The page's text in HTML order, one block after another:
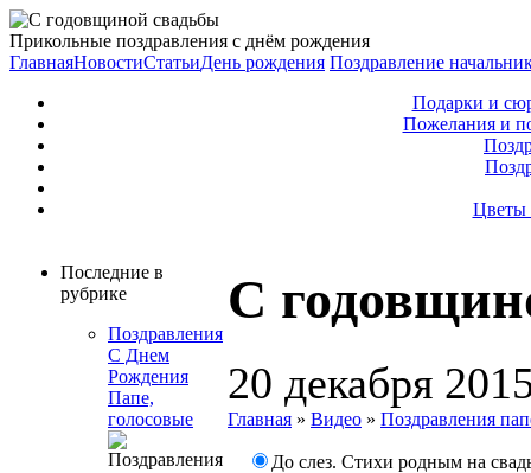
Прикольные поздравления с днём рождения
ГлавнаяНовостиСтатьиДень рождения Поздравление
Подарки и
Пожелания и
Цветы
Последние в
рубрике
Поздравления
С Днем
Рождения
Папе,
голосовые
С
20 декабря
Главная » Видео » Поздравления
До слез. Стихи родным на